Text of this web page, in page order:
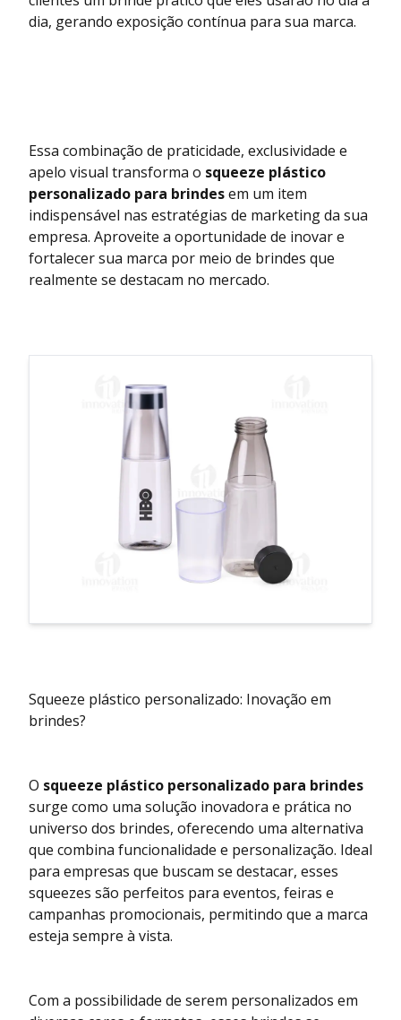
dia, gerando exposição contínua para sua marca.
Essa combinação de praticidade, exclusividade e
apelo visual transforma o squeeze plástico
personalizado para brindesem um item
indispensável nas estratégias de marketing da sua
empresa. Aproveite a oportunidade de inovar e
fortalecer sua marca por meio de brindes que
realmente se destacam no mercado.
Squeeze plástico personalizado: Inovação em
brindes?
O squeeze plástico personalizado para brindes
surge como uma solução inovadora e prática no
universo dos brindes, oferecendo uma alternativa
que combina funcionalidade e personalização. Ideal
para empresas que buscam se destacar, esses
squeezes são perfeitos para eventos, feiras e
campanhas promocionais, permitindo que a marca
esteja sempre à vista.
Com a possibilidade de serem personalizados em